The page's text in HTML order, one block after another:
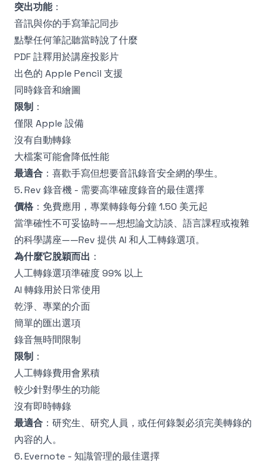
突出功能：
音訊與你的手寫筆記同步
點擊任何筆記聽當時說了什麼
PDF 註釋用於講座投影片
出色的 Apple Pencil 支援
同時錄音和繪圖
限制 ：
僅限 Apple 設備
沒有自動轉錄
大檔案可能會降低性能
最適合 ：喜歡手寫但想要音訊錄音安全網的學生。
5. Rev 錄音機 - 需要高準確度錄音的最佳選擇
價格 ：免費應用，專業轉錄每分鐘 1.50 美元起
當準確性不可妥協時——想想論文訪談、語言課程或複雜
的科學講座——Rev 提供 AI 和人工轉錄選項。
為什麼它脫穎而出 ：
人工轉錄選項準確度 99% 以上
AI 轉錄用於日常使用
乾淨、專業的介面
簡單的匯出選項
錄音無時間限制
限制 ：
人工轉錄費用會累積
較少針對學生的功能
沒有即時轉錄
最適合 ：研究生、研究人員，或任何錄製必須完美轉錄的
內容的人。
6. Evernote - 知識管理的最佳選擇